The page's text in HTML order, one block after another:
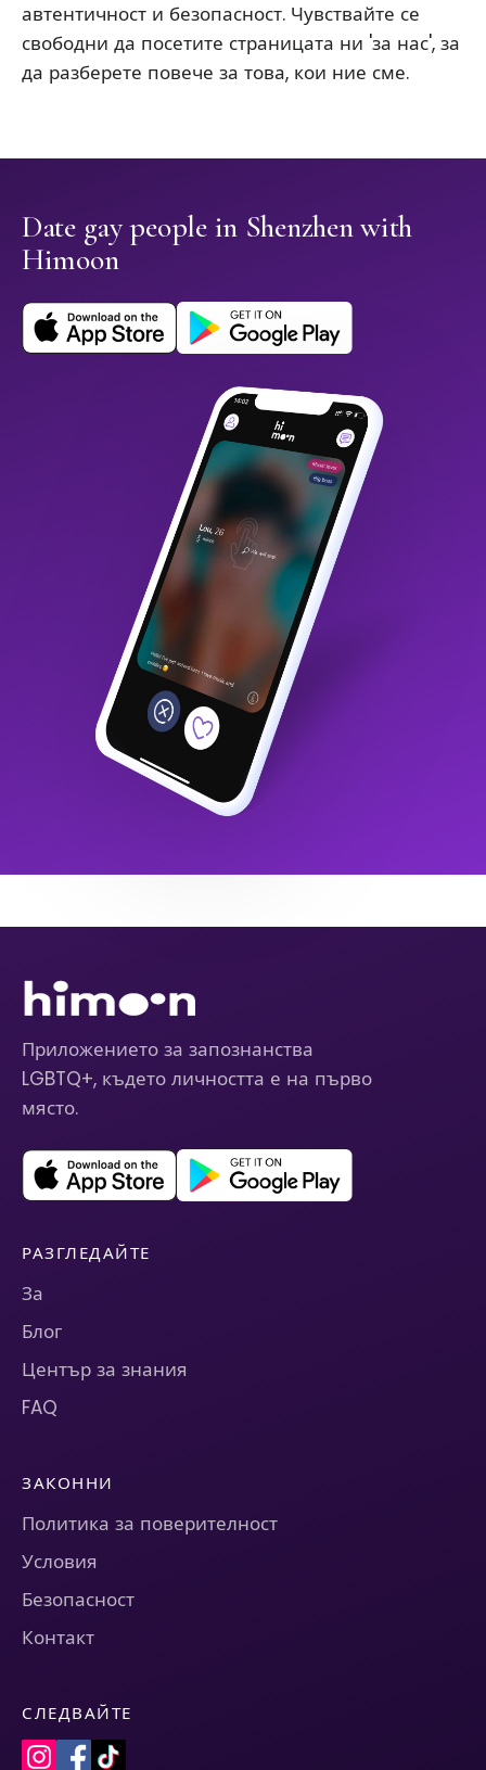
автентичност и безопасност. Чувствайте се
свободни да посетите страницата ни 'за нас', за
да разберете повече за това, кои ние сме.
Date gay people in Shenzhen with
Himoon
Приложението за запознанства
LGBTQ+, където личността е на първо
място.
РАЗГЛЕДАЙТЕ
За
Блог
Център за знания
FAQ
ЗАКОННИ
Политика за поверителност
Условия
Безопасност
Контакт
СЛЕДВАЙТЕ